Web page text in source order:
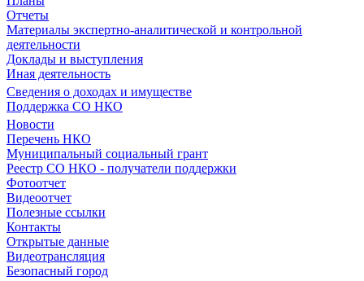
Отчеты
Материалы экспертно-аналитической и контрольной
деятельности
Доклады и выступления
Иная деятельность
Сведения о доходах и имуществе
Поддержка СО НКО
Новости
Перечень НКО
Муниципальный социальный грант
Реестр СО НКО - получатели поддержки
Фотоотчет
Видеоотчет
Полезные ссылки
Контакты
Открытые данные
Видеотрансляция
Безопасный город